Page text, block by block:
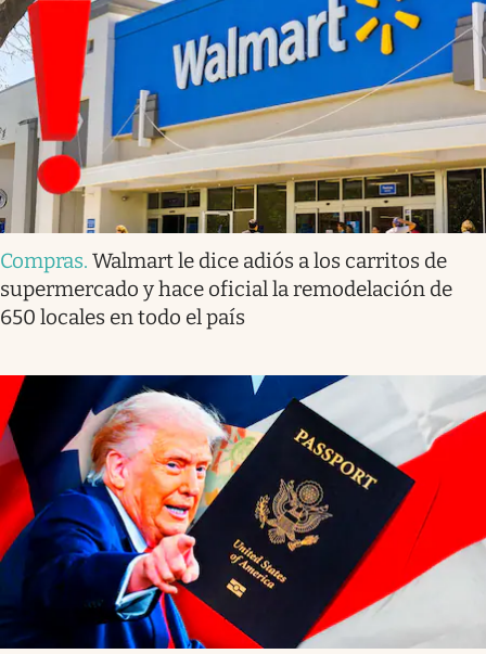
Compras. Walmart le dice adiós a los carritos de
supermercado y hace oficial la remodelación de
650 locales en todo el país